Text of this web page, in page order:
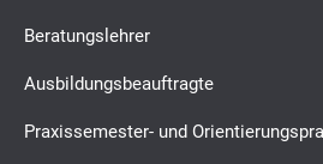
Beratungslehrer
Ausbildungsbeauftragte
Praxissemester- und